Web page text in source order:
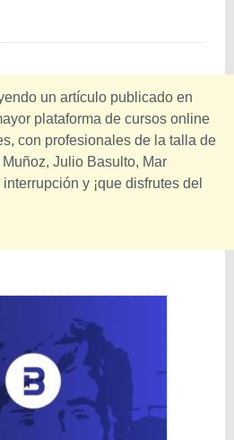
un artículo publicado en
plataforma de cursos online
con profesionales de la talla de
Julio Basulto, Mar
y ¡que disfrutes del